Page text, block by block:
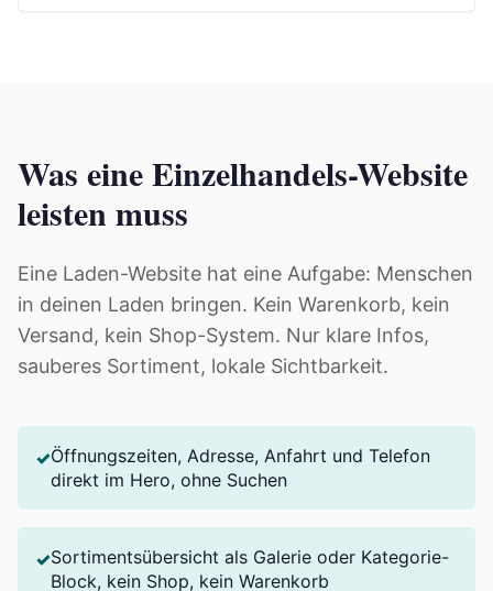
Was eine Einzelhandels-Website
leisten muss
Eine Laden-Website hat eine Aufgabe: Menschen
in deinen Laden bringen. Kein Warenkorb, kein
Versand, kein Shop-System. Nur klare Infos,
sauberes Sortiment, lokale Sichtbarkeit.
✓Öffnungszeiten, Adresse, Anfahrt und Telefon
direkt im Hero, ohne Suchen
✓Sortimentsübersicht als Galerie oder Kategorie-
Block, kein Shop, kein Warenkorb